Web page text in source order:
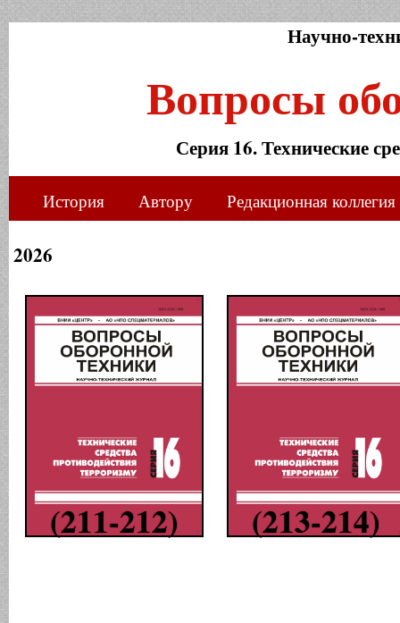
Научно-
Вопросы
Серия 16. Технические
История Автору Редакционная коллегия
2026
(211-212) (213-214)